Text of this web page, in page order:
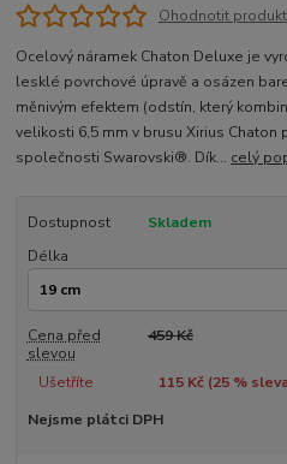
Ohodnotit produkt
Ocelový náramek Chaton Deluxe je
lesklé povrchové úpravě a osázen
měnivým efektem (odstín, který
velikosti 6,5 mm v brusu Xirius Chaton
společnosti Swarovski®. Dík... celý
Dostupnost
Skladem
Délka
Cena před
slevou
459 Kč
Ušetříte 115 Kč (25%
Nejsme plátci DPH